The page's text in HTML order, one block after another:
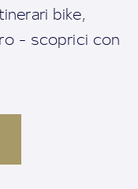
bike,
- scoprici con